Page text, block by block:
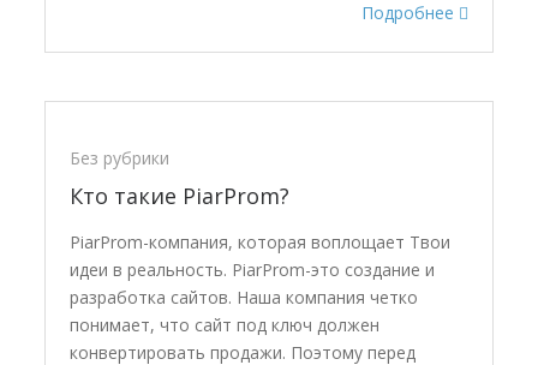
Подробнее
Без рубрики
Кто такие PiarProm?
PiarProm-компания, которая воплощает Твои
идеи в реальность. PiarProm-это создание и
разработка сайтов. Наша компания четко
понимает, что сайт под ключ должен
конвертировать продажи. Поэтому перед